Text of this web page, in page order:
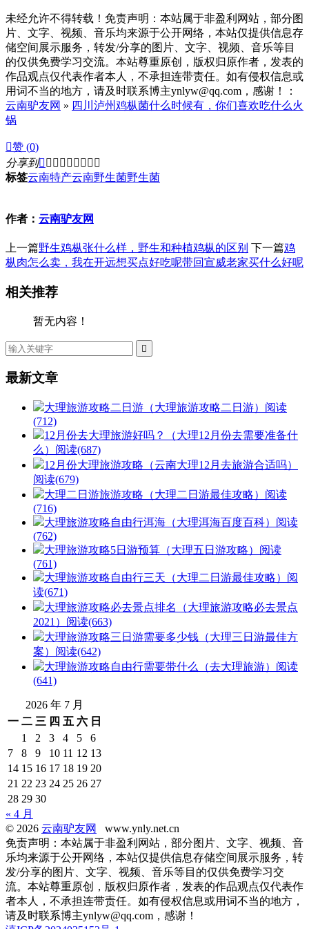
未经允许不得转载！免责声明：本站属于非盈利网站，部分图
片、文字、视频、音乐均来源于公开网络，本站仅提供信息存
储空间展示服务，转发/分享的图片、文字、视频、音乐等目
的仅供免费学习交流。本站尊重原创，版权归原作者，发表的
作品观点仅代表作者本人，不承担连带责任。如有侵权信息或
用词不当的地方，请及时联系博主ynlyw@qq.com，感谢！：
云南驴友网 » 四川泸州鸡枞菌什么时候有，你们喜欢吃什么火
锅
赞 (0)
分享到        
标签云南特产云南野生菌野生菌
作者： 云南驴友网
上一篇野生鸡枞张什么样，野生和种植鸡枞的区别 下一篇鸡
枞肉怎么卖，我在开远想买点好吃呢带回宣威老家买什么好呢
相关推荐
暂无内容！

最新文章
大理旅游攻略二日游（大理旅游攻略二日游） 阅读
(712)
12月份去大理旅游好吗？（大理12月份去需要准备什
么） 阅读(687)
12月份大理旅游攻略（云南大理12月去旅游合适吗）
阅读(679)
大理二日游旅游攻略（大理二日游最佳攻略） 阅读
(716)
大理旅游攻略自由行洱海（大理洱海百度百科） 阅读
(762)
大理旅游攻略5日游预算（大理五日游攻略） 阅读
(761)
大理旅游攻略自由行三天（大理二日游最佳攻略） 阅
读(671)
大理旅游攻略必去景点排名（大理旅游攻略必去景点
2021） 阅读(663)
大理旅游攻略三日游需要多少钱（大理三日游最佳方
案） 阅读(642)
大理旅游攻略自由行需要带什么（去大理旅游） 阅读
(641)
2026 年 7 月
一 二 三 四 五 六 日
1
2 3 4 5
6
7
8 9 10 11 12 13
14 15 16 17 18 19 20
21 22 23 24 25 26 27
28 29 30
« 4 月
© 2026 云南驴友网
www.ynly.net.cn
免责声明：本站属于非盈利网站，部分图片、文字、视频、音
乐均来源于公开网络，本站仅提供信息存储空间展示服务，转
发/分享的图片、文字、视频、音乐等目的仅供免费学习交
流。本站尊重原创，版权归原作者，发表的作品观点仅代表作
者本人，不承担连带责任。如有侵权信息或用词不当的地方，
请及时联系博主ynlyw@qq.com，感谢！